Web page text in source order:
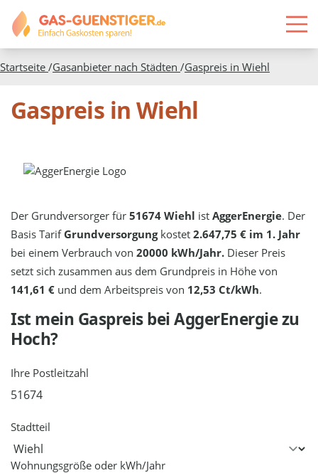
Startseite /Gasanbieter nach Städten /Gaspreis in Wiehl
Gaspreis in Wiehl
Der Grundversorger für51674 Wiehl istAggerEnergie. Der
Basis Tarif Grundversorgungkostet2.647,75 € im 1. Jahr
bei einem Verbrauch von20000 kWh/Jahr. Dieser Preis
setzt sich zusammen aus dem Grundpreis in Höhe von
141,61 € und dem Arbeitspreis von 12,53 Ct/kWh.
Ist mein Gaspreis beiAggerEnergiezu
Hoch?
Ihre Postleitzahl
Stadtteil
Wohnungsgröße oder kWh/Jahr